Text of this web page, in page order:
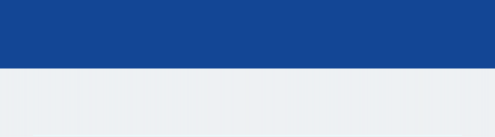
TRANSPARENCIA